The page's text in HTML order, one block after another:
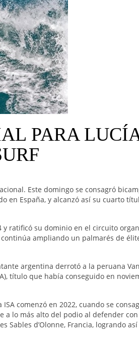
PARA
Este domingo se consagró
en España, y alcanzó así su cuarto
ratificó su dominio en el circuito
ampliando un palmarés de
argentina derrotó a la peruana
título que había conseguido en
comenzó en 2022, cuando se
a lo más alto del podio al defender
Sables d’Olonne, Francia, logrando